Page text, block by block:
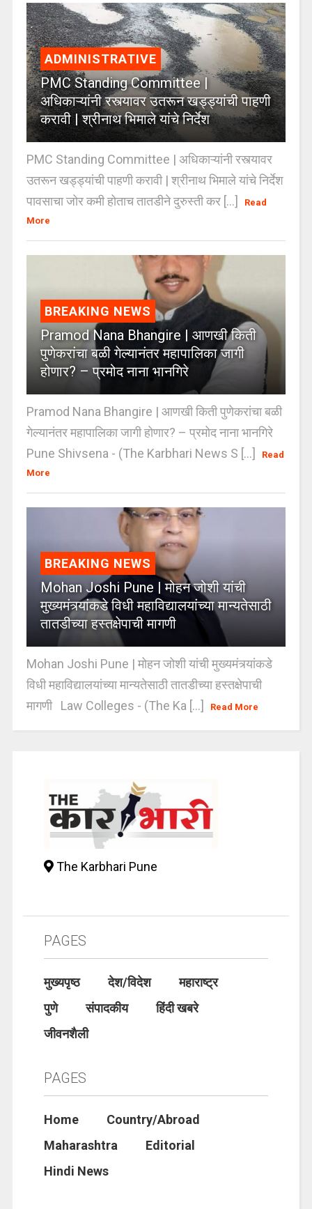
ADMINISTRATIVE
PMC Standing Committee |
अधिकाऱ्यांनी रस्त्यावर उतरून खड्ड्यांची पाहणी
करावी | श्रीनाथ भिमाले यांचे निर्देश
PMC Standing Committee | अधिकाऱ्यांनी रस्त्यावर
उतरून खड्ड्यांची पाहणी करावी | श्रीनाथ भिमाले यांचे निर्देश
पावसाचा जोर कमी होताच तातडीने दुरुस्ती कर [...]
Read
More
BREAKING NEWS
Pramod Nana Bhangire | आणखी किती
पुणेकरांचा बळी गेल्यानंतर महापालिका जागी
होणार? – प्रमोद नाना भानगिरे
Pramod Nana Bhangire | आणखी किती पुणेकरांचा बळी
गेल्यानंतर महापालिका जागी होणार? – प्रमोद नाना भानगिरे
Pune Shivsena - (The Karbhari News S [...]
Read
More
BREAKING NEWS
Mohan Joshi Pune | मोहन जोशी यांची
मुख्यमंत्र्यांकडे विधी महाविद्यालयांच्या मान्यतेसाठी
तातडीच्या हस्तक्षेपाची मागणी
Mohan Joshi Pune | मोहन जोशी यांची मुख्यमंत्र्यांकडे
विधी महाविद्यालयांच्या मान्यतेसाठी तातडीच्या हस्तक्षेपाची
मागणी Law Colleges - (The Ka [...]
Read More
The Karbhari Pune
PAGES
मुख्यपृष्ठ देश/विदेश
महाराष्ट्र
पुणे
संपादकीय
हिंदी खबरे
जीवनशैली
PAGES
Home
Country/Abroad
Maharashtra
Editorial
Hindi News